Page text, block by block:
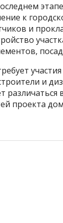
к
и
и
проекта